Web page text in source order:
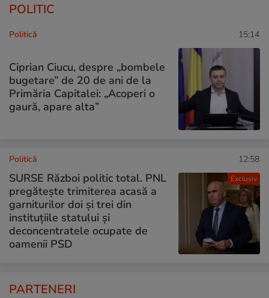
POLITIC
Politică 15:14
Ciprian Ciucu, despre „bombele
bugetare” de 20 de ani de la
Primăria Capitalei: „Acoperi o
gaură, apare alta”
Exclusiv
Politică 12:58
SURSE Război politic total. PNL
pregătește trimiterea acasă a
garniturilor doi și trei din
instituțiile statului și
deconcentratele ocupate de
oamenii PSD
PARTENERI